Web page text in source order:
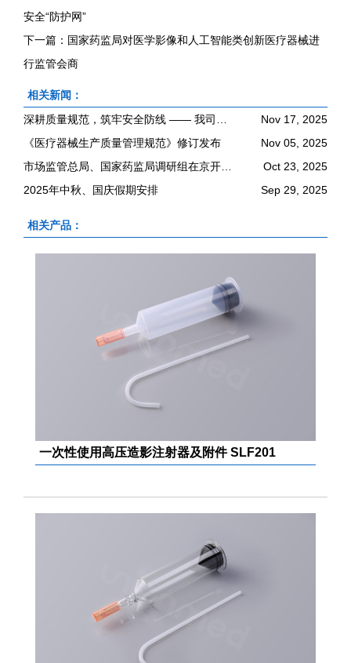
安全“防护网”
下一篇： 国家药监局对医学影像和人工智能类创新医疗器械进
行监管会商
相关新闻：
Nov 17, 2025
《医疗器械生产质量管理规范》修订发布
Nov 05, 2025
Oct 23, 2025
2025年中秋、国庆假期安排
Sep 29, 2025
相关产品：
一次性使用高压造影注射器及附件 SLF201